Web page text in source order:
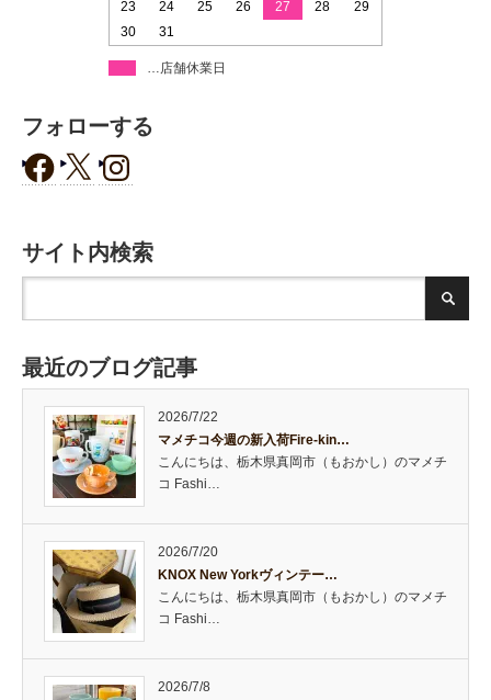
23 24 25 26 27 28
29
30
31
…店舗休業日
フォローする
サイト内検索
最近のブログ記事
2026/7/22
マメチコ今週の新入荷Fire-kin…
こんにちは、栃木県真岡市（もおかし）のマメチ
コ Fashi…
2026/7/20
KNOX New Yorkヴィンテー…
こんにちは、栃木県真岡市（もおかし）のマメチ
コ Fashi…
2026/7/8